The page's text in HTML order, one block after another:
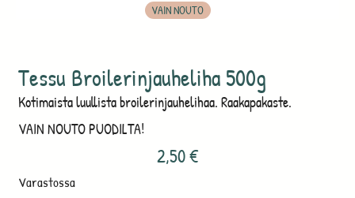
VAIN NOUTO
Tessu Broilerinjauheliha 500g
Kotimaista luullista broilerinjauhelihaa. Raakapakaste.
VAIN NOUTO PUODILTA!
2,50€
Varastossa